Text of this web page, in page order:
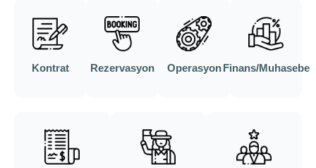
Kontrat Rezervasyon Operasyon Finans/Muhasebe